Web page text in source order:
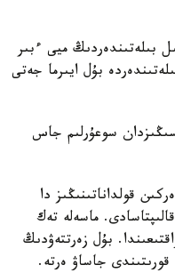
ەكى ءتىل بىلەتىندەردىڭ ميى ءبىر
بۇل ايىرما جەتى
سوعۇرلىم جاس
قولداناتىنىڭىز دا
ماسەلە تەك
بۇل زەرتتەۋدىڭ
جاساۋ ەرتە.